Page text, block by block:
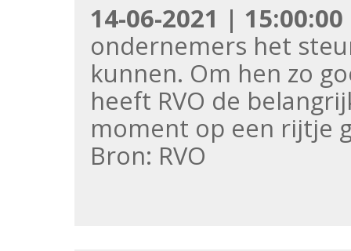
14-06-2021 | 15:00:00
ondernemers het
kunnen. Om hen zo
heeft RVO de
moment op een rijtje
Bron: RVO